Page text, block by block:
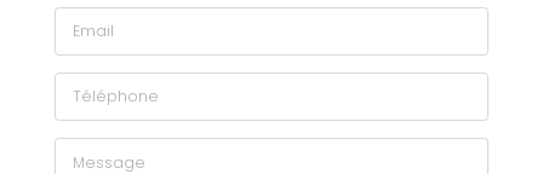
Email
Téléphone
Message